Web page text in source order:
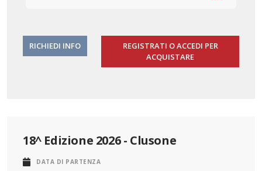
RICHIEDI INFO
REGISTRATI O ACCEDI PER
ACQUISTARE
18^ Edizione 2026 - Clusone
DATA DI PARTENZA